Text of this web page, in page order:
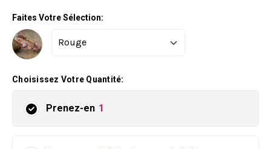
Faites Votre Sélection:
Choisissez Votre Quantité:
Prenez-en 1